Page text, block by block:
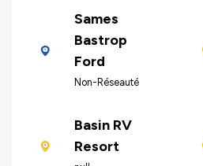
Sames
Bastrop
Ford
Non-Réseauté
Basin RV
Resort